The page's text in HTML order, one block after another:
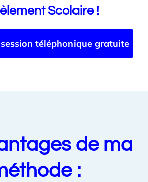
Scolaire !
session téléphonique gratuite
de ma
: